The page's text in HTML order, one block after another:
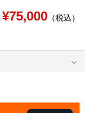
¥75,000（税込）